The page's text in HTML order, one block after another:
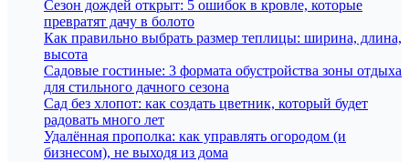
Сезон дождей открыт: 5 ошибок в кровле, которые
превратят дачу в болото
Как правильно выбрать размер теплицы: ширина, длина,
высота
Садовые гостиные: 3 формата обустройства зоны отдыха
для стильного дачного сезона
Сад без хлопот: как создать цветник, который будет
радовать много лет
Удалённая прополка: как управлять огородом (и
бизнесом), не выходя из дома